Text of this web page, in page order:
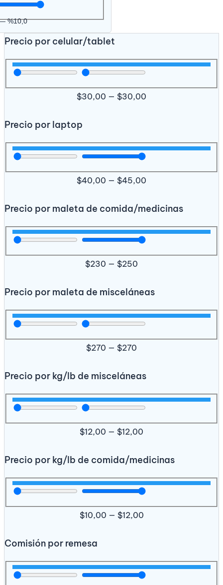
%10,0
Precio por celular/tablet
$30,00 — $30,00
Precio por laptop
$40,00 — $45,00
Precio por maleta de comida/medicinas
$230 — $250
Precio por maleta de misceláneas
$270 — $270
Precio por kg/lb de misceláneas
$12,00 — $12,00
Precio por kg/lb de comida/medicinas
$10,00 — $12,00
Comisión por remesa